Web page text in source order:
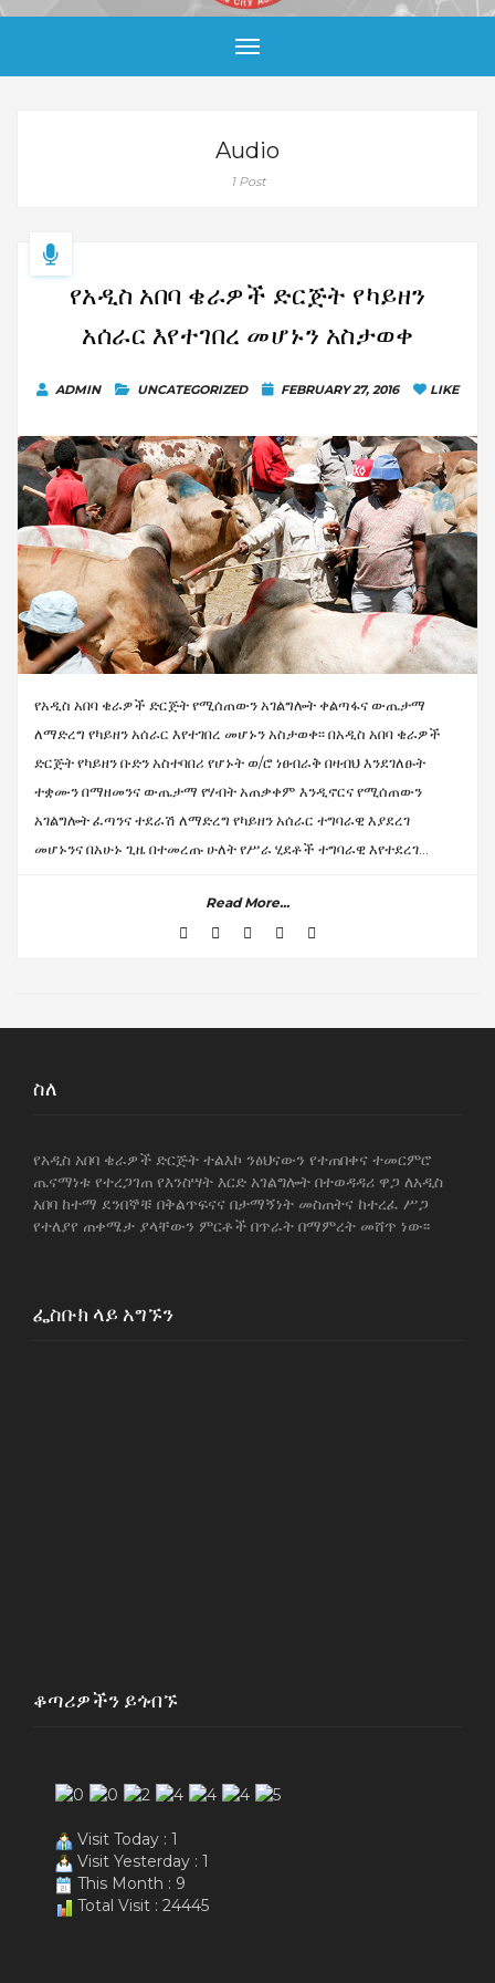
Audio
1 Post
የአዲስ አበባ ቄራዎች ድርጅት የካይዘን
አሰራር እየተገበረ መሆኑን አስታወቀ
ADMIN UNCATEGORIZED FEBRUARY 27, 2016 LIKE
የአዲስ አበባ ቄራዎች ድርጅት የሚሰጠውን አገልግሎት ቀልጣፋና ውጤታማ
ለማድረግ የካይዘን አሰራር እየተገበረ መሆኑን አስታወቀ፡፡ በአዲስ አበባ ቄራዎች
ድርጅት የካይዘን ቡድን አስተባበሪ የሆኑት ወ/ሮ ነፀብራቅ በዛብህ እንደገለፁት
ተቋሙን በማዘመንና ውጤታማ የሃብት አጠቃቀም እንዲኖርና የሚሰጠውን
አገልግሎት ፈጣንና ተደራሽ ለማድረግ የካይዘን አሰራር ተግባራዊ እያደረገ
መሆኑንና በአሁኑ ጊዜ በተመረጡ ሁለት የሥራ ሂደቶች ተግባራዊ እየተደረገ...
Read More...
ስለ
የአዲስ አበባ ቄራዎች ድርጅት ተልእኮ ንፅህናውን የተጠበቀና ተመርምሮ
ጤናማነቱ የተረጋገጠ የእንስሣት እርድ አገልግሎት በተወዳዳሪ ዋጋ ለአዲስ
አበባ ከተማ ደንበኞቹ በቅልጥፍናና በታማኝነት መስጠትና ከተረፈ ሥጋ
የተለያየ ጠቀሜታ ያላቸውን ምርቶች በጥራት በማምረት መሸጥ ነው፡፡
ፌስቡክ ላይ አግኙን
ቆጣሪዎችን ይጎብኙ
Visit Today : 1
Visit Yesterday : 1
This Month : 9
Total Visit : 24445
p
a
ia